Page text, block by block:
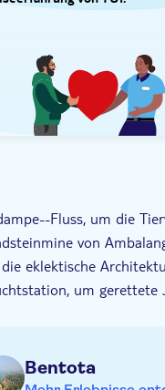
Fluss, um die
von
eklektische
um gerettete
Kenntnissen über Sri
Bentota